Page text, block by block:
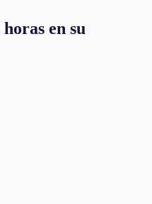
en su